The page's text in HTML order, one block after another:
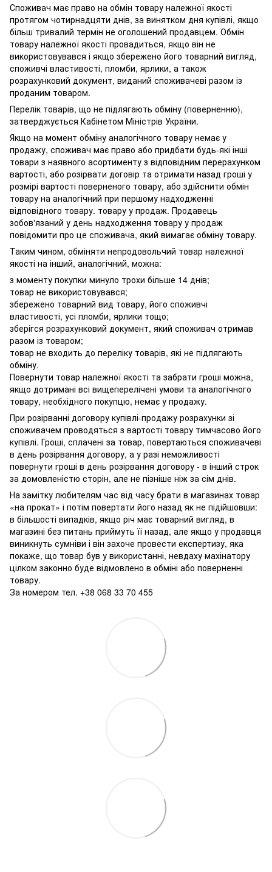
Споживач має право на обмін товару належної якості
протягом чотирнадцяти днів, за винятком дня купівлі, якщо
більш тривалий термін не оголошений продавцем. Обмін
товару належної якості провадиться, якщо він не
використовувався і якщо збережено його товарний вигляд,
споживчі властивості, пломби, ярлики, а також
розрахунковий документ, виданий споживачеві разом із
проданим товаром.
Перелік товарів, що не підлягають обміну (поверненню),
затверджується Кабінетом Міністрів України.
Якщо на момент обміну аналогічного товару немає у
продажу, споживач має право або придбати будь-які інші
товари з наявного асортименту з відповідним перерахунком
вартості, або розірвати договір та отримати назад гроші у
розмірі вартості поверненого товару, або здійснити обмін
товару на аналогічний при першому надходженні
відповідного товару. товару у продаж. Продавець
зобов'язаний у день надходження товару у продаж
повідомити про це споживача, який вимагає обміну товару.
Таким чином, обміняти непродовольчий товар належної
якості на інший, аналогічний, можна:
з моменту покупки минуло трохи більше 14 днів;
товар не використовувався;
збережено товарний вид товару, його споживчі
властивості, усі пломби, ярлики тощо;
зберігся розрахунковий документ, який споживач отримав
разом із товаром;
товар не входить до переліку товарів, які не підлягають
обміну.
Повернути товар належної якості та забрати гроші можна,
якщо дотримані всі вищеперелічені умови та аналогічного
товару, необхідного покупцю, немає у продажу.
При розірванні договору купівлі-продажу розрахунки зі
споживачем проводяться з вартості товару тимчасово його
купівлі. Гроші, сплачені за товар, повертаються споживачеві
в день розірвання договору, а у разі неможливості
повернути гроші в день розірвання договору - в інший строк
за домовленістю сторін, але не пізніше ніж за сім днів.
На замітку любителям час від часу брати в магазинах товар
«на прокат» і потім повертати його назад як не підійшовши:
в більшості випадків, якщо річ має товарний вигляд, в
магазині без питань приймуть її назад, але якщо у продавця
виникнуть сумніви і він захоче провести експертизу, яка
покаже, що товар був у використанні, невдаху махінатору
цілком законно буде відмовлено в обміні або поверненні
товару.
За номером тел. +38 068 33 70 455